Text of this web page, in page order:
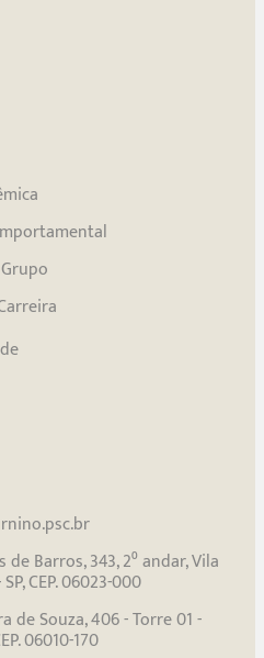
de Barros, 343, 2⁰ andar, Vila
CEP. 06023-000
de Souza, 406 - Torre 01 -
06010-170